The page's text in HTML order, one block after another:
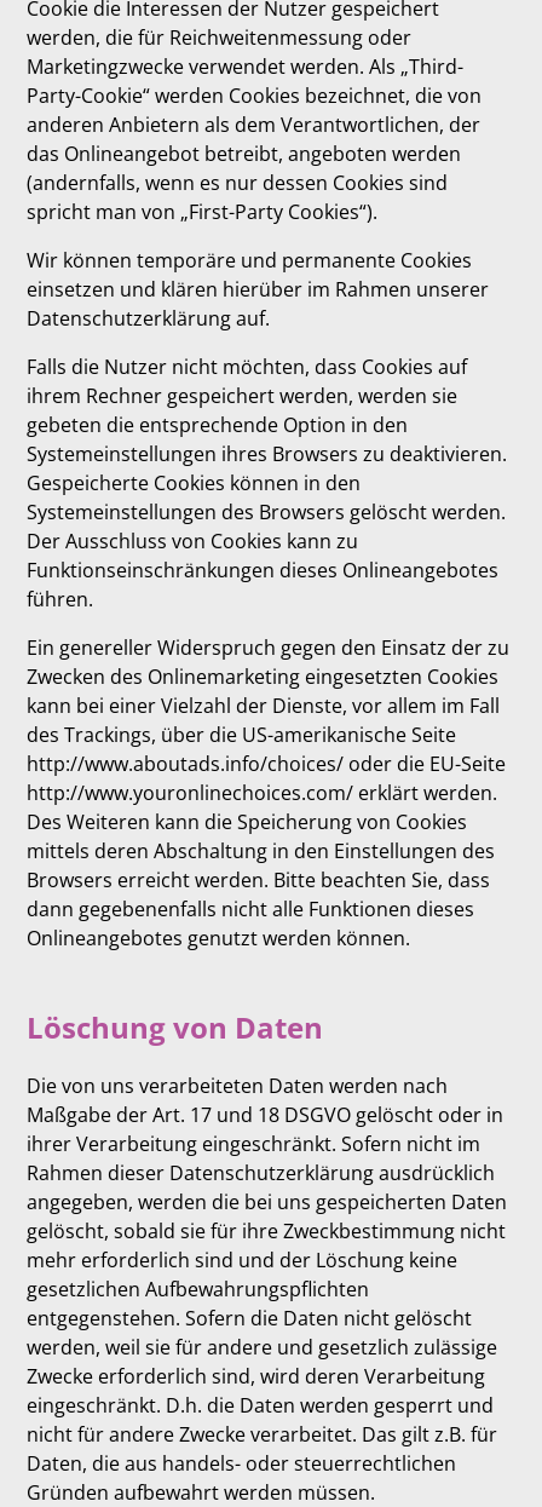
Cookie die Interessen der Nutzer gespeichert
werden, die für Reichweitenmessung oder
Marketingzwecke verwendet werden. Als „Third-
Party-Cookie“ werden Cookies bezeichnet, die von
anderen Anbietern als dem Verantwortlichen, der
das Onlineangebot betreibt, angeboten werden
(andernfalls, wenn es nur dessen Cookies sind
spricht man von „First-Party Cookies“).
Wir können temporäre und permanente Cookies
einsetzen und klären hierüber im Rahmen unserer
Datenschutzerklärung auf.
Falls die Nutzer nicht möchten, dass Cookies auf
ihrem Rechner gespeichert werden, werden sie
gebeten die entsprechende Option in den
Systemeinstellungen ihres Browsers zu deaktivieren.
Gespeicherte Cookies können in den
Systemeinstellungen des Browsers gelöscht werden.
Der Ausschluss von Cookies kann zu
Funktionseinschränkungen dieses Onlineangebotes
führen.
Ein genereller Widerspruch gegen den Einsatz der zu
Zwecken des Onlinemarketing eingesetzten Cookies
kann bei einer Vielzahl der Dienste, vor allem im Fall
des Trackings, über die US-amerikanische Seite
http://www.aboutads.info/choices/ oder die EU-Seite
http://www.youronlinechoices.com/ erklärt werden.
Des Weiteren kann die Speicherung von Cookies
mittels deren Abschaltung in den Einstellungen des
Browsers erreicht werden. Bitte beachten Sie, dass
dann gegebenenfalls nicht alle Funktionen dieses
Onlineangebotes genutzt werden können.
Löschung von Daten
Die von uns verarbeiteten Daten werden nach
Maßgabe der Art. 17 und 18 DSGVO gelöscht oder in
ihrer Verarbeitung eingeschränkt. Sofern nicht im
Rahmen dieser Datenschutzerklärung ausdrücklich
angegeben, werden die bei uns gespeicherten Daten
gelöscht, sobald sie für ihre Zweckbestimmung nicht
mehr erforderlich sind und der Löschung keine
gesetzlichen Aufbewahrungspflichten
entgegenstehen. Sofern die Daten nicht gelöscht
werden, weil sie für andere und gesetzlich zulässige
Zwecke erforderlich sind, wird deren Verarbeitung
eingeschränkt. D.h. die Daten werden gesperrt und
nicht für andere Zwecke verarbeitet. Das gilt z.B. für
Daten, die aus handels- oder steuerrechtlichen
Gründen aufbewahrt werden müssen.